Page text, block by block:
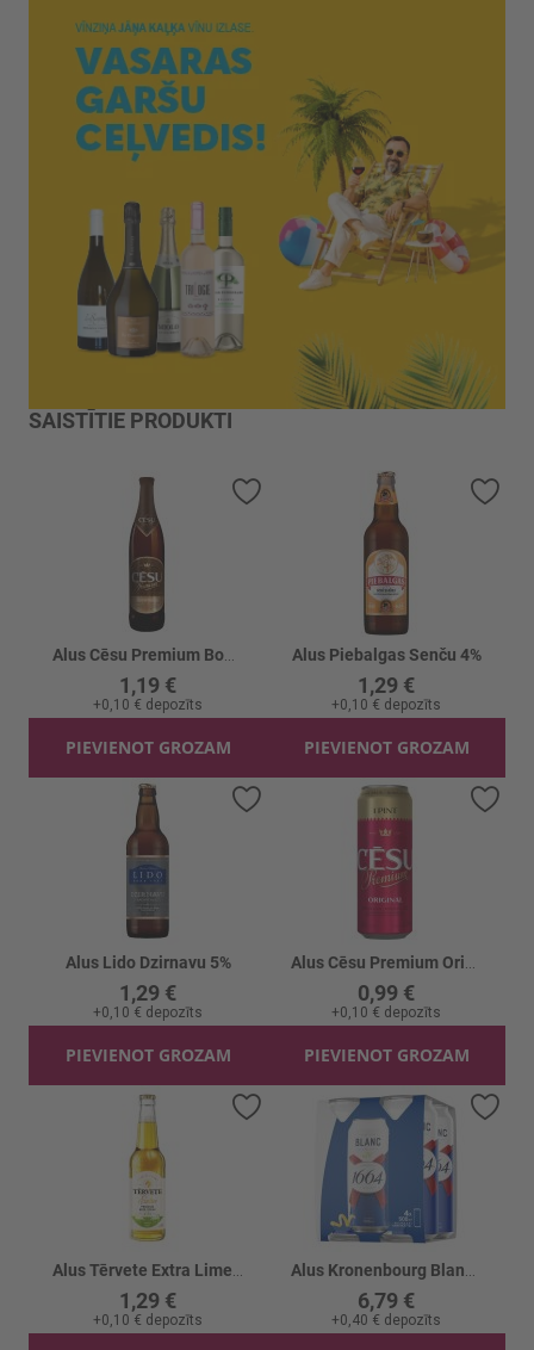
SAISTĪTIE PRODUKTI
1,19 €
+0,10 € depozīts
PIEVIENOT GROZAM
Pievienot vēlmju sarakstam
Alus Piebalgas Senču 4%
1,29 €
+0,10 € depozīts
PIEVIENOT GROZAM
Alus Lido Dzirnavu 5%
1,29 €
+0,10 € depozīts
PIEVIENOT GROZAM
Pievienot vēlmju sarakstam
0,99 €
+0,10 € depozīts
PIEVIENOT GROZAM
1,29 €
+0,10 € depozīts
Pievienot vēlmju sarakstam
6,79 €
+0,40 € depozīts